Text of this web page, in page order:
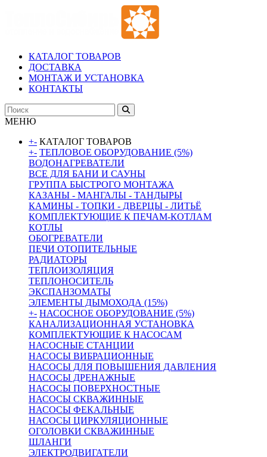
КАТАЛОГ ТОВАРОВ
ДОСТАВКА
МОНТАЖ И УСТАНОВКА
КОНТАКТЫ
МЕНЮ
+- КАТАЛОГ ТОВАРОВ
+- ТЕПЛОВОЕ ОБОРУДОВАНИЕ (5%)
ВОДОНАГРЕВАТЕЛИ
ВСЕ ДЛЯ БАНИ И САУНЫ
ГРУППА БЫСТРОГО МОНТАЖА
КАЗАНЫ - МАНГАЛЫ - ТАНДЫРЫ
КАМИНЫ - ТОПКИ - ДВЕРЦЫ - ЛИТЬЁ
КОМПЛЕКТУЮЩИЕ К ПЕЧАМ-КОТЛАМ
КОТЛЫ
ОБОГРЕВАТЕЛИ
ПЕЧИ ОТОПИТЕЛЬНЫЕ
РАДИАТОРЫ
ТЕПЛОИЗОЛЯЦИЯ
ТЕПЛОНОСИТЕЛЬ
ЭКСПАНЗОМАТЫ
ЭЛЕМЕНТЫ ДЫМОХОДА (15%)
+- НАСОСНОЕ ОБОРУДОВАНИЕ (5%)
КАНАЛИЗАЦИОННАЯ УСТАНОВКА
КОМПЛЕКТУЮЩИЕ К НАСОСАМ
НАСОСНЫЕ СТАНЦИИ
НАСОСЫ ВИБРАЦИОННЫЕ
НАСОСЫ ДЛЯ ПОВЫШЕНИЯ ДАВЛЕНИЯ
НАСОСЫ ДРЕНАЖНЫЕ
НАСОСЫ ПОВЕРХНОСТНЫЕ
НАСОСЫ СКВАЖИННЫЕ
НАСОСЫ ФЕКАЛЬНЫЕ
НАСОСЫ ЦИРКУЛЯЦИОННЫЕ
ОГОЛОВКИ СКВАЖИННЫЕ
ШЛАНГИ
ЭЛЕКТРОДВИГАТЕЛИ